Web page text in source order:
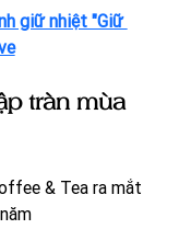
giữ nhiệt "Giữ
tràn mùa
& Tea ra mắt